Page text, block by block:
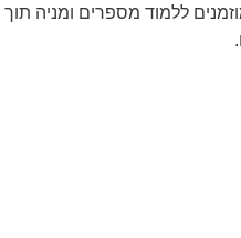
ללמוד מספרים ומניה